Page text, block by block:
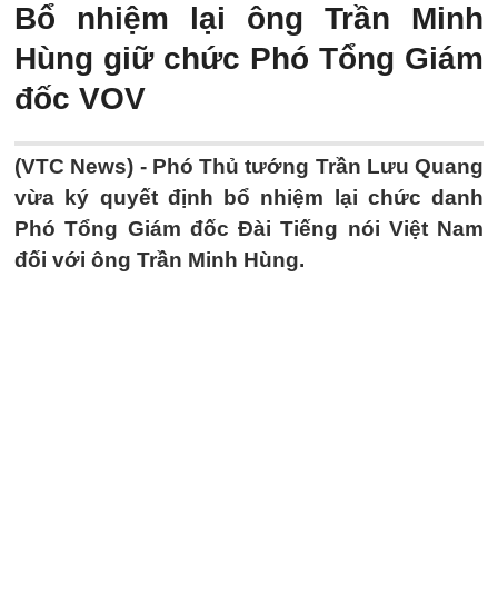
Bổ nhiệm lại ông Trần Minh
Hùng giữ chức Phó Tổng Giám
đốc VOV
(VTC News) - Phó Thủ tướng Trần Lưu Quang
vừa ký quyết định bổ nhiệm lại chức danh
Phó Tổng Giám đốc Đài Tiếng nói Việt Nam
đối với ông Trần Minh Hùng.